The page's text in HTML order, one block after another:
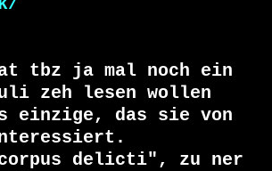
tbz ja mal noch ein
zeh lesen wollen
einzige, das sie von
delicti", zu ner